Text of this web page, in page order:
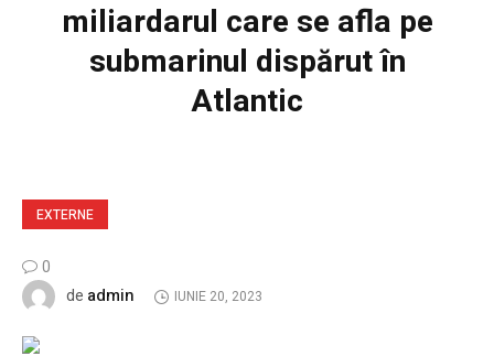
miliardarul care se afla pe
submarinul dispărut în
Atlantic
EXTERNE
0
de admin IUNIE 20, 2023